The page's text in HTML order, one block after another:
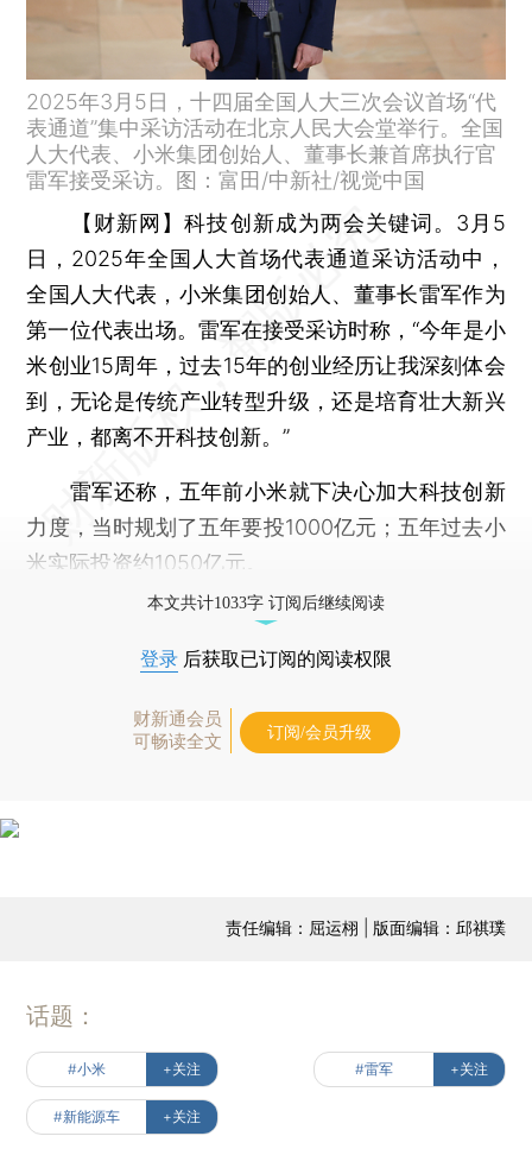
2025年3月5日，十四届全国人大三次会议首场“代
表通道”集中采访活动在北京人民大会堂举行。全国
人大代表、小米集团创始人、董事长兼首席执行官
雷军接受采访。图：富田/中新社/视觉中国
【财新网】科技创新成为两会关键词。3月5
日，2025年全国人大首场代表通道采访活动中，
全国人大代表，小米集团创始人、董事长雷军作为
第一位代表出场。雷军在接受采访时称，“今年是小
米创业15周年，过去15年的创业经历让我深刻体会
到，无论是传统产业转型升级，还是培育壮大新兴
产业，都离不开科技创新。”
雷军还称，五年前小米就下决心加大科技创新
力度，当时规划了五年要投1000亿元；五年过去小
米实际投资约1050亿元。
本文共计1033字 订阅后继续阅读
登录 后获取已订阅的阅读权限
财新通会员
可畅读全文
订阅/会员升级
责任编辑：屈运栩 | 版面编辑：邱祺璞
话题：
#小米 +关注 #雷军 +关注
#新能源车 +关注